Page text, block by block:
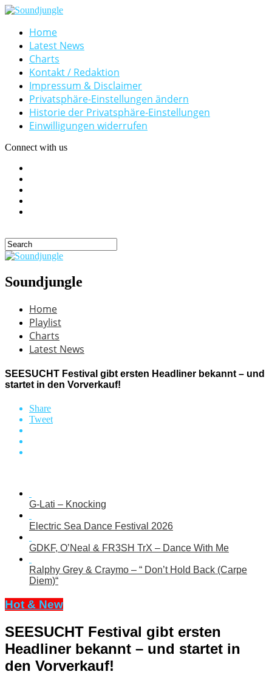
Home
Latest News
Charts
Kontakt / Redaktion
Impressum & Disclaimer
Privatsphäre-Einstellungen ändern
Historie der Privatsphäre-Einstellungen
Einwilligungen widerrufen
Connect with us
Soundjungle
Home
Playlist
Charts
Latest News
SEESUCHT Festival gibt ersten Headliner bekannt – und
startet in den Vorverkauf!
Share
Tweet
G-Lati – Knocking
Electric Sea Dance Festival 2026
GDKF, O’Neal & FR3SH TrX – Dance With Me
Ralphy Grey & Craymo – “ Don’t Hold Back (Carpe
Diem)“
Hot & New
SEESUCHT Festival gibt ersten
Headliner bekannt – und startet in
den Vorverkauf!